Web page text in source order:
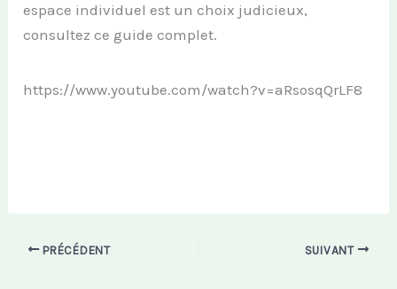
espace individuel est un choix judicieux,
consultez ce guide complet.
https://www.youtube.com/watch?v=aRsosqQrLF8
PRÉCÉDENT SUIVANT